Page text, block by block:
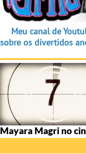
Meu canal de
sobre os divertidos
Mayara Magri no